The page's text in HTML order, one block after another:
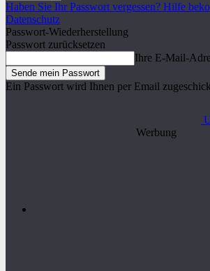
Haben Sie Ihr Passwort vergessen? Hilfe
Datenschutz
Passwort-Wiederherstellung
Passwort zurücksetzen
Ihre E-Mail-
Ein Passwort wird Ihnen per Email
Werbung